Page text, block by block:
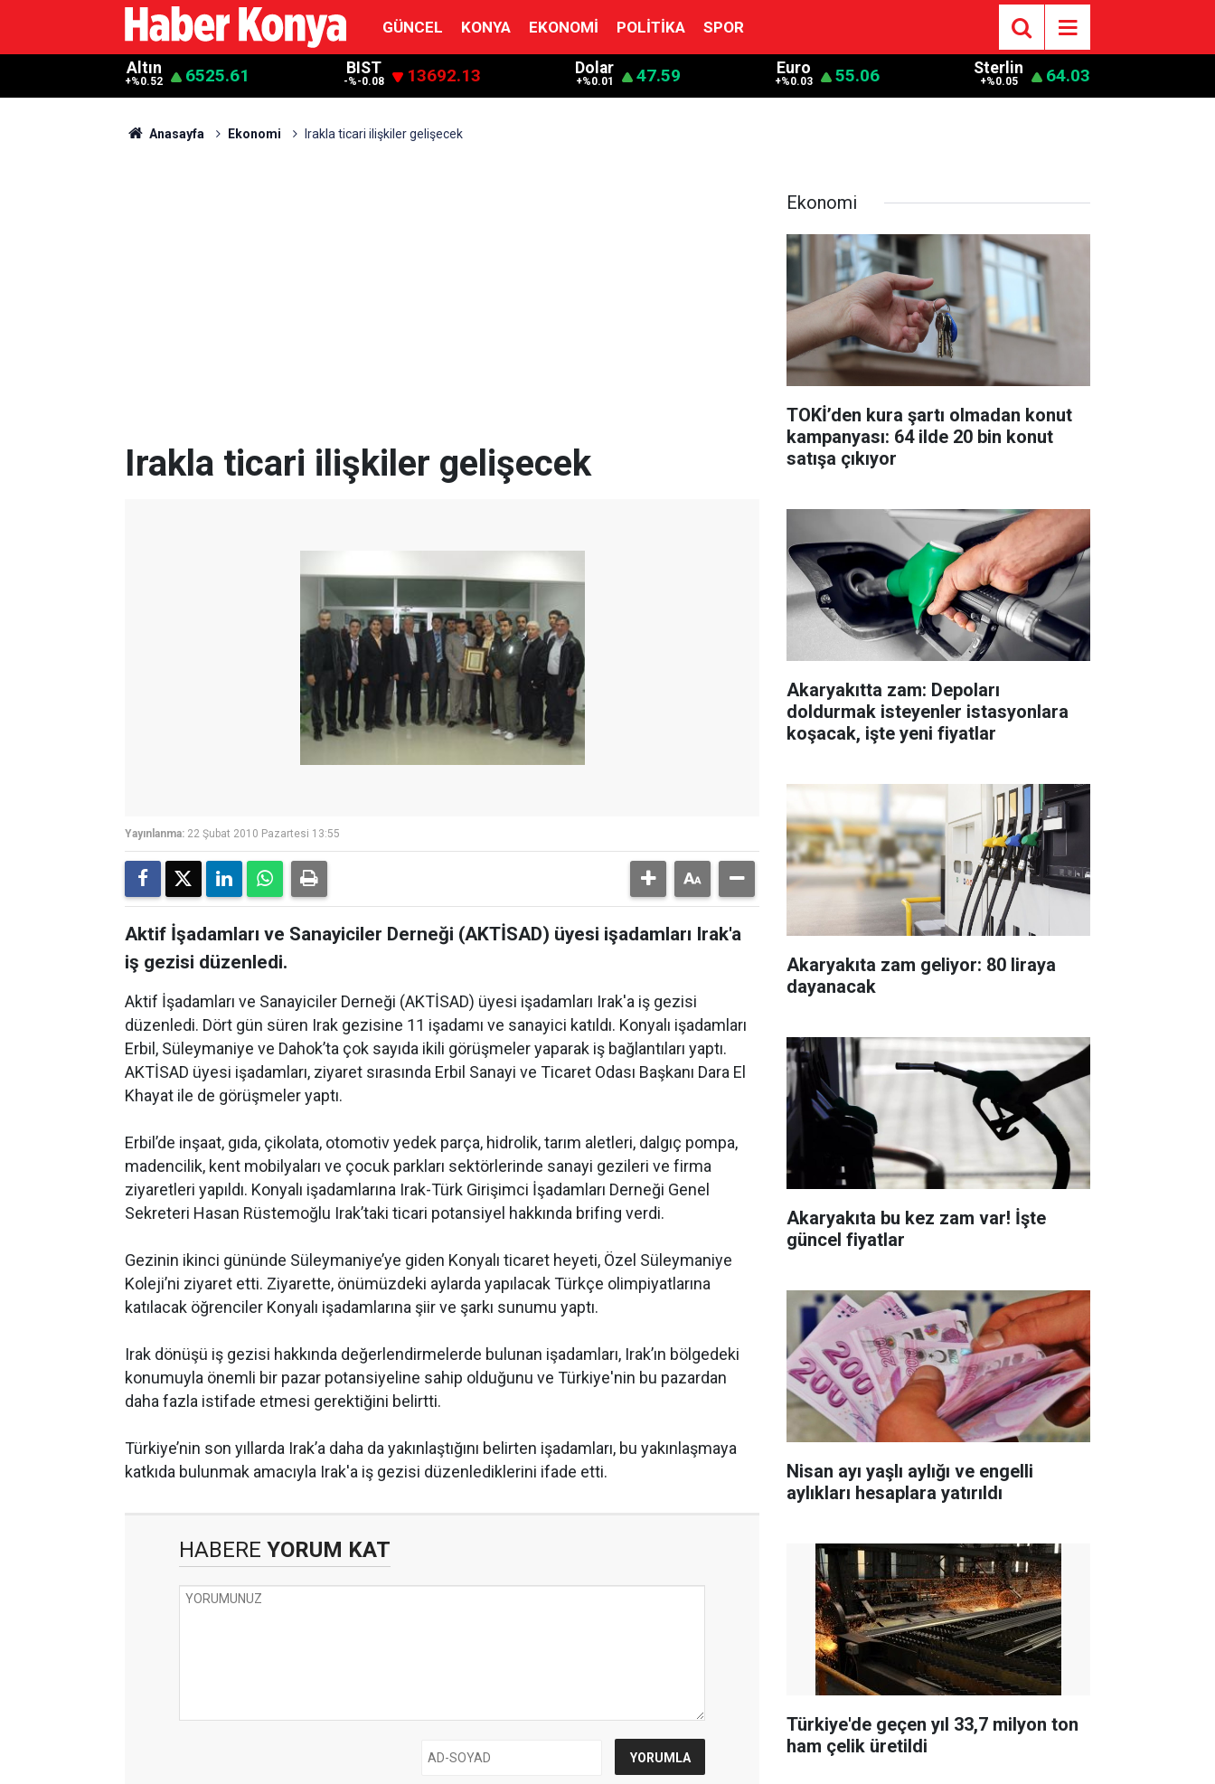
GÜNCEL KONYA EKONOMI POLITIKA SPOR
Altın
+%0.52 6525.61 BIST
-%-0.08 13692.13 Dolar
+%0.01 47.59 Euro
+%0.03 55.06 Sterlin
+%0.05 64.03
Anasayfa Ekonomi Irakla ticari ilişkiler gelişecek
Irakla ticari ilişkiler gelişecek
Yayınlanma: 22 Şubat 2010 Pazartesi 13:55
Aktif İşadamları ve Sanayiciler Derneği (AKTİSAD) üyesi işadamları Irak'a
iş gezisi düzenledi.
Aktif İşadamları ve Sanayiciler Derneği (AKTİSAD) üyesi işadamları Irak'a iş gezisi
düzenledi. Dört gün süren Irak gezisine 11 işadamı ve sanayici katıldı. Konyalı işadamları
Erbil, Süleymaniye ve Dahok’ta çok sayıda ikili görüşmeler yaparak iş bağlantıları yaptı.
AKTİSAD üyesi işadamları, ziyaret sırasında Erbil Sanayi ve Ticaret Odası Başkanı Dara El
Khayat ile de görüşmeler yaptı.
Erbil’de inşaat, gıda, çikolata, otomotiv yedek parça, hidrolik, tarım aletleri, dalgıç pompa,
madencilik, kent mobilyaları ve çocuk parkları sektörlerinde sanayi gezileri ve firma
ziyaretleri yapıldı. Konyalı işadamlarına Irak-Türk Girişimci İşadamları Derneği Genel
Sekreteri Hasan Rüstemoğlu Irak’taki ticari potansiyel hakkında brifing verdi.
Gezinin ikinci gününde Süleymaniye’ye giden Konyalı ticaret heyeti, Özel Süleymaniye
Koleji’ni ziyaret etti. Ziyarette, önümüzdeki aylarda yapılacak Türkçe olimpiyatlarına
katılacak öğrenciler Konyalı işadamlarına şiir ve şarkı sunumu yaptı.
Irak dönüşü iş gezisi hakkında değerlendirmelerde bulunan işadamları, Irak’ın bölgedeki
konumuyla önemli bir pazar potansiyeline sahip olduğunu ve Türkiye'nin bu pazardan
daha fazla istifade etmesi gerektiğini belirtti.
Türkiye’nin son yıllarda Irak’a daha da yakınlaştığını belirten işadamları, bu yakınlaşmaya
katkıda bulunmak amacıyla Irak'a iş gezisi düzenlediklerini ifade etti.
HABERE YORUM KAT
Ekonomi
TOKİ’den kura şartı olmadan konut
kampanyası: 64 ilde 20 bin konut
satışa çıkıyor
Akaryakıtta zam: Depoları
doldurmak isteyenler istasyonlara
koşacak, işte yeni fiyatlar
Akaryakıta zam geliyor: 80 liraya
dayanacak
Akaryakıta bu kez zam var! İşte
güncel fiyatlar
Nisan ayı yaşlı aylığı ve engelli
aylıkları hesaplara yatırıldı
Türkiye'de geçen yıl 33,7 milyon ton
ham çelik üretildi